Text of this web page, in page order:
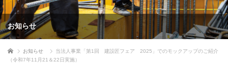
お知らせ
ホーム お知らせ
当法人事業「第1回 建設匠フェア 2025」でのモックアップのご紹介
（令和7年11月21＆22日実施）